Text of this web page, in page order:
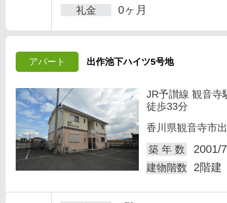
礼金 0ヶ月
アパート 出作池下ハイツ5号地
JR予讃線 観音寺
徒歩33分
香川県観音寺市
築 年 数
2001/
建物階数 2階建